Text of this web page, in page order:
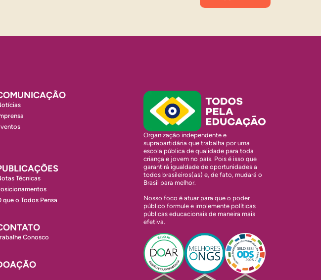
Técnicas
que o Todos Pensa
Conosco
Organização independente e
suprapartidária que trabalha por uma
escola pública de qualidade para toda
criança e jovem no país. Pois é isso que
garantirá igualdade de oportunidades a
todos brasileiros(as) e, de fato, mudará o
Brasil para melhor.
Nosso foco é atuar para que o poder
público formule e implemente políticas
públicas educacionais de maneira mais
efetiva.